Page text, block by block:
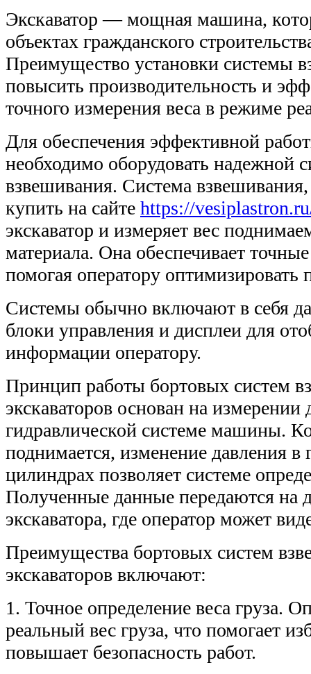
Экскаватор — мощная машина,
объектах гражданского
Преимущество установки системы
повысить производительность и
точного измерения веса в режиме
Для обеспечения эффективной
необходимо оборудовать надежной
взвешивания. Система
купить на сайте https://
экскаватор и измеряет вес
материала. Она обеспечивает
помогая оператору оптимизировать
Системы обычно включают в себя
блоки управления и дисплеи для
информации оператору.
Принцип работы бортовых систем
экскаваторов основан на измерении
гидравлической системе машины.
поднимается, изменение давления в
цилиндрах позволяет системе
Полученные данные передаются на
экскаватора, где оператор может
Преимущества бортовых систем
экскаваторов включают:
1. Точное определение веса груза.
реальный вес груза, что помогает
повышает безопасность работ.